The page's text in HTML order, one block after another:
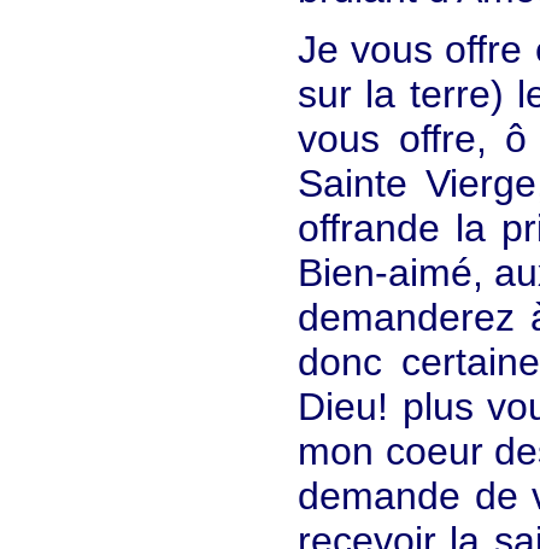
Je vous offre
sur la terre)
vous offre,
Sainte
offrande la
Bien-aimé,
demanderez
donc
Dieu! plus
mon coeur
demande de